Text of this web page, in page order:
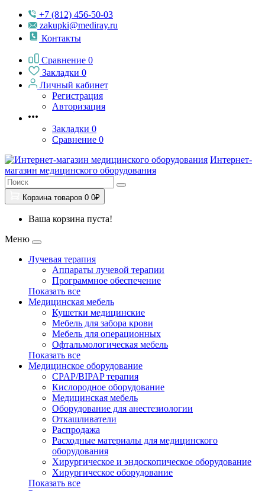
+7 (812) 456-50-03
zakupki@mediray.ru
Контакты
Сравнение 0
Закладки 0
Личный кабинет
Регистрация
Авторизация
Закладки 0
Сравнение 0
Интернет-
магазин медицинского оборудования
Корзина товаров 0 0₽
Ваша корзина пуста!
Меню
Лучевая терапия
Аппараты лучевой терапии
Программное обеспечение
Показать все
Медицинская мебель
Кушетки медицинские
Мебель для забора крови
Мебель для операционных
Офтальмологическая мебель
Показать все
Медицинское оборудование
CPAP/BIPAP терапия
Кислородное оборудование
Медицинская мебель
Оборудование для анестезиологии
Откашливатели
Распродажа
Расходные материалы для медицинского
оборудования
Хирургическое и эндоскопическое оборудование
Хирургическое оборудование
Показать все